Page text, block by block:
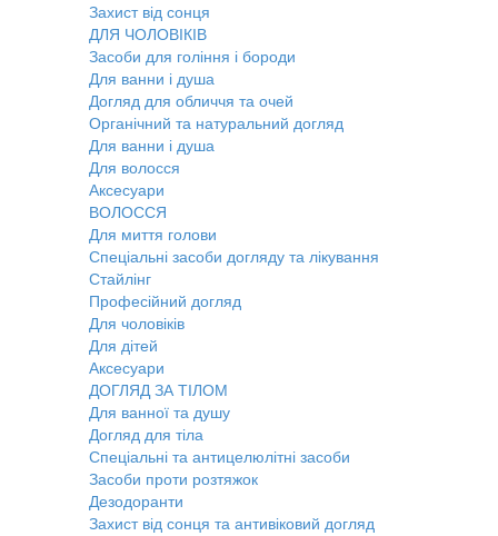
Захист від сонця
ДЛЯ ЧОЛОВІКІВ
Засоби для гоління і бороди
Для ванни і душа
Догляд для обличчя та очей
Органічний та натуральний догляд
Для ванни і душа
Для волосся
Аксесуари
ВОЛОССЯ
Для миття голови
Спеціальні засоби догляду та лікування
Стайлінг
Професійний догляд
Для чоловіків
Для дітей
Аксесуари
ДОГЛЯД ЗА ТІЛОМ
Для ванної та душу
Догляд для тіла
Спеціальні та антицелюлітні засоби
Засоби проти розтяжок
Дезодоранти
Захист від сонця та антивіковий догляд